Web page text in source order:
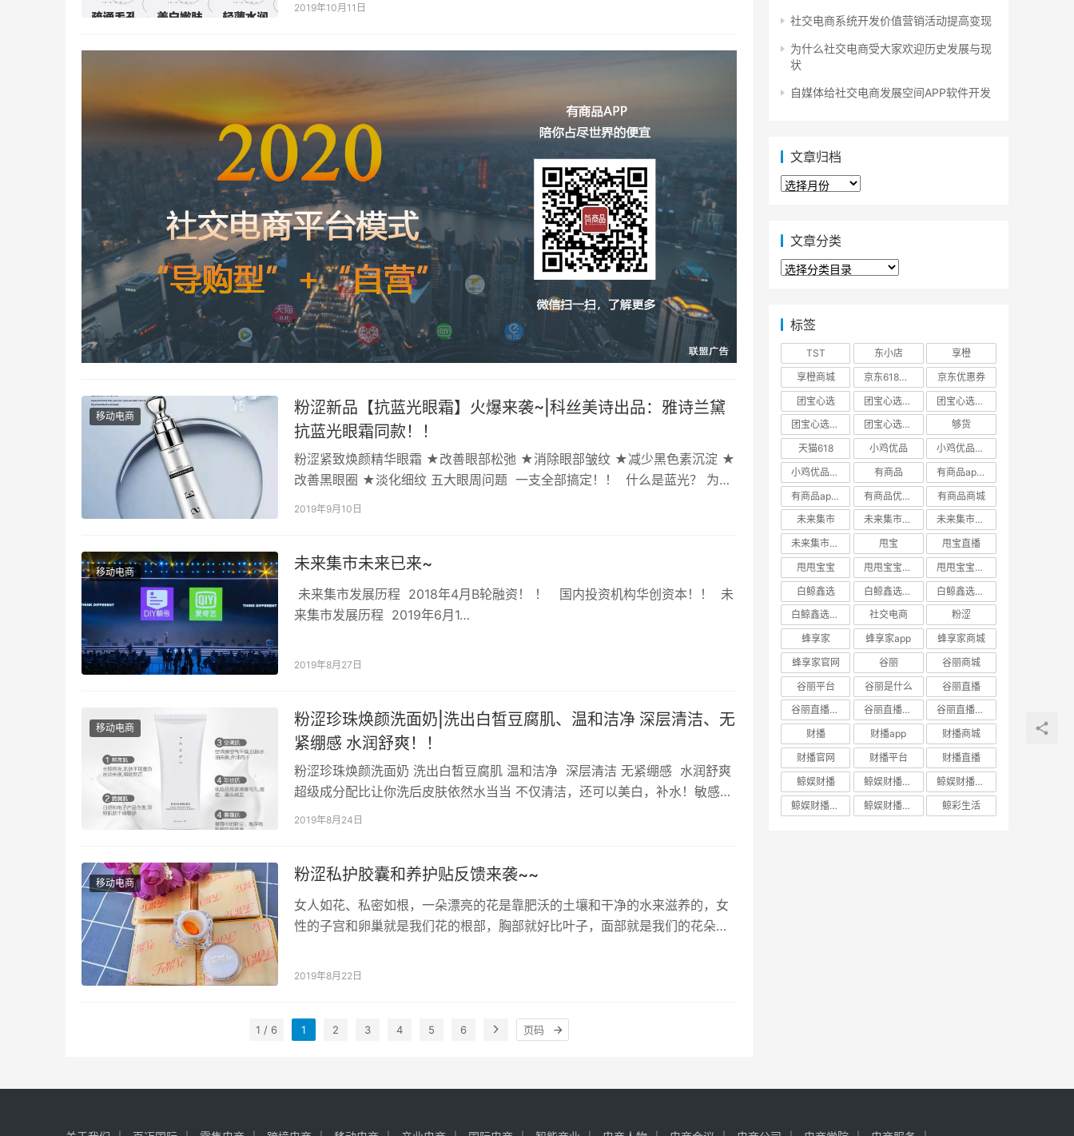
2019年10月11日
移动电商
粉涩新品【抗蓝光眼霜】火爆来袭~|科丝美诗出品：雅诗兰黛
抗蓝光眼霜同款！！
粉涩紧致焕颜精华眼霜 ★改善眼部松弛 ★消除眼部皱纹 ★减少黑色素沉淀 ★
改善黑眼圈 ★淡化细纹 五大眼周问题 一支全部搞定！！ ​ 什么是蓝光？ 为什
么要抗蓝光？ 蓝…
2019年9月10日
移动电商 未来集市未来已来~
未来集市发展历程 2018年4月B轮融资！ ！ 国内投资机构华创资本！！ 未
来集市发展历程 2019年6月1…
2019年8月27日
移动电商
粉涩珍珠焕颜洗面奶|洗出白皙豆腐肌、温和洁净 深层清洁、无
紧绷感 水润舒爽！！
粉涩珍珠焕颜洗面奶 洗出白皙豆腐肌 温和洁净 深层清洁 无紧绷感 水润舒爽
超级成分配比让你洗后皮肤依然水当当 不仅清洁，还可以美白，补水！敏感肌
也可以用！…
2019年8月24日
移动电商 粉涩私护胶囊和养护贴反馈来袭~~
女人如花、私密如根，一朵漂亮的花是靠肥沃的土壤和干净的水来滋养的，女
性的子宫和卵巢就是我们花的根部，胸部就好比叶子，面部就是我们的花朵，
2019年8月22日
1 / 6 1 2 3 4 5 6
社交电商系统开发价值营销活动提高变现
为什么社交电商受大家欢迎历史发展与现
状
自媒体给社交电商发展空间APP软件开发
文章归档
文
文章分类
文
标签
TST 东小店
享橙
享橙商城
京东618大促优惠券
京东优惠券
团宝心选
团宝心选商城
团宝心选官方网站
团宝心选官网
团宝心选小程序
够货
天猫618
小鸡优品
小鸡优品商城
小鸡优品官网
有商品
有商品app下载
有商品app邀请码
有商品优惠券
有商品商城
未来集市
未来集市app
未来集市商城
未来集市邀请码
甩宝
甩宝直播
甩甩宝宝
甩甩宝宝商城
甩甩宝宝直播
白鲸鑫选
白鲸鑫选APP
白鲸鑫选商城
白鲸鑫选官网
社交电商
粉涩
蜂享家
蜂享家app
蜂享家商城
蜂享家官网
谷丽
谷丽商城
谷丽平台
谷丽是什么
谷丽直播
谷丽直播官网
谷丽直播平台
谷丽直播怎么加入
财播
财播app
财播商城
财播官网
财播平台
财播直播
鲸娱财播
鲸娱财播app
鲸娱财播商城
鲸娱财播官网
鲸娱财播直播 鲸彩生活